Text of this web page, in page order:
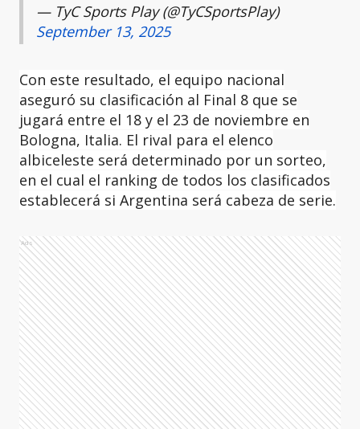
— TyC Sports Play (@TyCSportsPlay)
September 13, 2025
Con este resultado, el equipo nacional
aseguró su clasificación al Final 8 que se
jugará entre el 18 y el 23 de noviembre en
Bologna, Italia. El rival para el elenco
albiceleste será determinado por un sorteo,
en el cual el ranking de todos los clasificados
establecerá si Argentina será cabeza de serie.
Ads